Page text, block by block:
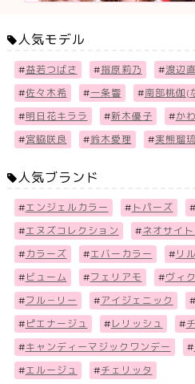
人気モデル
#益若つばさ #指原莉乃 #渡辺
#佐々木希 #一条響 #南部桃伽(
#明日花キララ #新木優子 #か
#宮脇咲良 #鈴木愛理 #実熊瑠
人気ブランド
#エンジェルカラー # トパーズ #
#エヌズコレクション #ネオサイ
# カラーズ #エバーカラー # リ
# ビューム #フェリアモ #ヴィ
#フル－リー #アイジェニック #
# ピエナージュ # レリッシュ #
#キャンディーマジックワンデー #
#エルージュ #チェリッタ